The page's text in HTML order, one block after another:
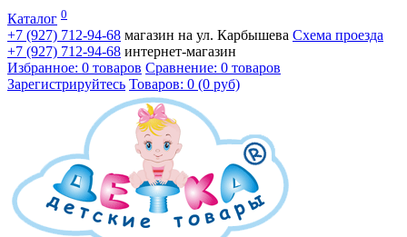
Каталог 0
+7 (927) 712-94-68 магазин на ул. Карбышева Схема проезда
+7 (927) 712-94-68 интернет-магазин
Избранное: 0 товаров Сравнение: 0 товаров
Зарегистрируйтесь Товаров: 0 (0 руб)